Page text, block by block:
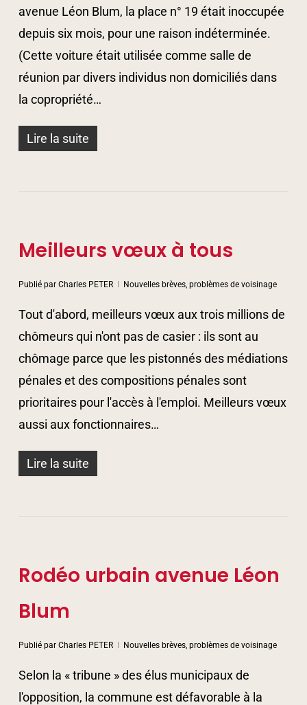
avenue Léon Blum, la place n° 19 était inoccupée
depuis six mois, pour une raison indéterminée.
(Cette voiture était utilisée comme salle de
réunion par divers individus non domiciliés dans
la copropriété…
Lire la suite
Meilleurs vœux à tous
Publié par Charles PETER Nouvelles brèves, problèmes de voisinage
Tout d'abord, meilleurs vœux aux trois millions de
chômeurs qui n'ont pas de casier : ils sont au
chômage parce que les pistonnés des médiations
pénales et des compositions pénales sont
prioritaires pour l'accès à l'emploi. Meilleurs vœux
aussi aux fonctionnaires…
Lire la suite
Rodéo urbain avenue Léon
Blum
Publié par Charles PETER Nouvelles brèves, problèmes de voisinage
Selon la « tribune » des élus municipaux de
l'opposition, la commune est défavorable à la